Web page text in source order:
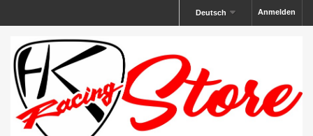
Anmelden
Deutsch